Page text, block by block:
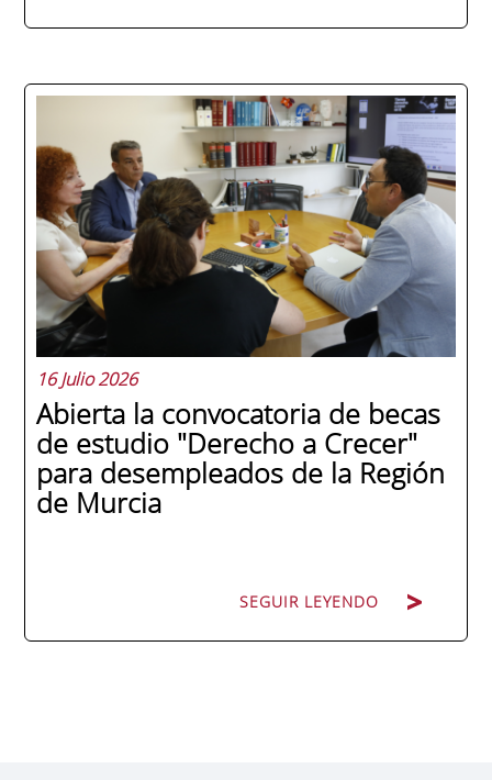
La promoción 2025/2026 de ENAE Business
School se convirtió en una de las más
internacionales de la historia de la escuela
en una ceremonia celebrada en Murcia
con 44 grados y más de 600 asistentes.
Ricardo Navarro, vicepresidente senior de
Generac Power Systems en Estados Unidos
y antiguo alumno...
16 Julio 2026
Abierta la convocatoria de becas
de estudio "Derecho a Crecer"
para desempleados de la Región
de Murcia
SEGUIR LEYENDO